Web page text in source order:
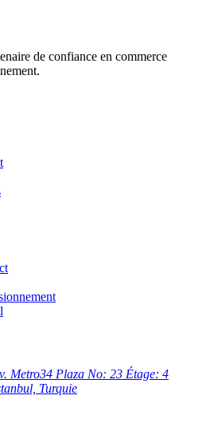
de confiance en commerce
Metro34 Plaza No: 23 Étage: 4
Turquie